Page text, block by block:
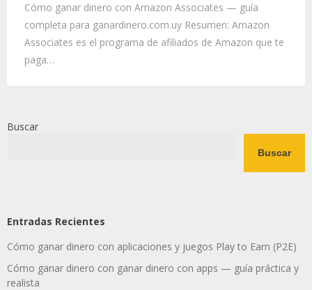
Cómo ganar dinero con Amazon Associates — guía
completa para ganardinero.com.uy Resumen: Amazon
Associates es el programa de afiliados de Amazon que te
paga…
Buscar
Buscar
Entradas Recientes
Cómo ganar dinero con aplicaciones y juegos Play to Earn (P2E)
Cómo ganar dinero con ganar dinero con apps — guía práctica y
realista